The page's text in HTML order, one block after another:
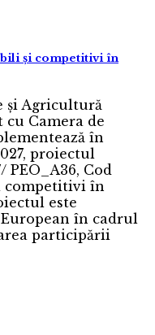
și competitivi în
și Agricultură
Camera de
în
proiectul
PEO_A36, Cod
competitivi în
este
în cadrul
participării